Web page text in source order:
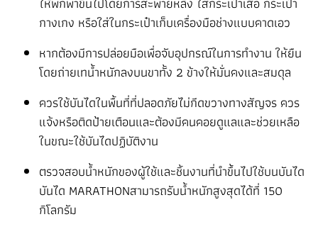
กางเกง หรือใส่ในกระเป๋าเก็บเครื่องมือช่างแบบคาดเอว
หากต้องมีการปล่อยมือเพื่อจับอุปกรณ์ในการทำงาน ให้ยืน
โดยถ่ายเทน้ำหนักลงบนขาทั้ง 2 ข้างให้มั่นคงและสมดุล
ควรใช้บันไดในพื้นที่ที่ปลอดภัยไม่กีดขวางทางสัญจร ควร
แจ้งหรือติดป้ายเตือนและต้องมีคนคอยดูแลและช่วยเหลือ
ในขณะใช้บันไดปฏิบัติงาน
ตรวจสอบน้ำหนักของผู้ใช้และชิ้นงานที่นำขึ้นไปใช้บนบันได
บันได MARATHONสามารถรับน้ำหนักสูงสุดได้ที่ 150
กิโลกรัม